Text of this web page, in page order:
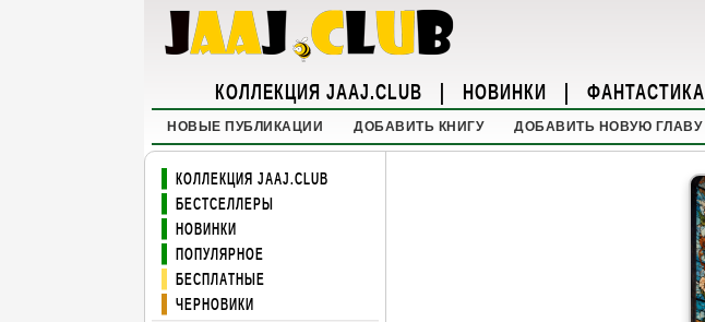
КОЛЛЕКЦИЯ JAAJ.CLUB | НОВИНКИ | ФАНТАСТИКА
НОВЫЕ ПУБЛИКАЦИИ ДОБАВИТЬ КНИГУ ДОБАВИТЬ НОВУЮ ГЛАВУ
КОЛЛЕКЦИЯ JAAJ.CLUB
БЕСТСЕЛЛЕРЫ
НОВИНКИ
ПОПУЛЯРНОЕ
БЕСПЛАТНЫЕ
ЧЕРНОВИКИ